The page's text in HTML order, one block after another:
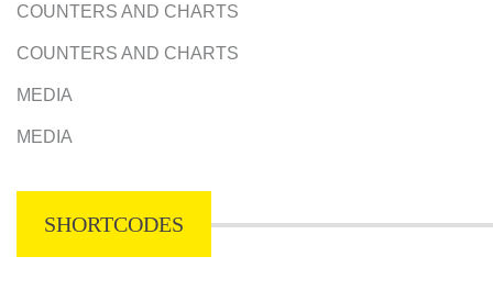
COUNTERS AND CHARTS
COUNTERS AND CHARTS
MEDIA
MEDIA
SHORTCODES